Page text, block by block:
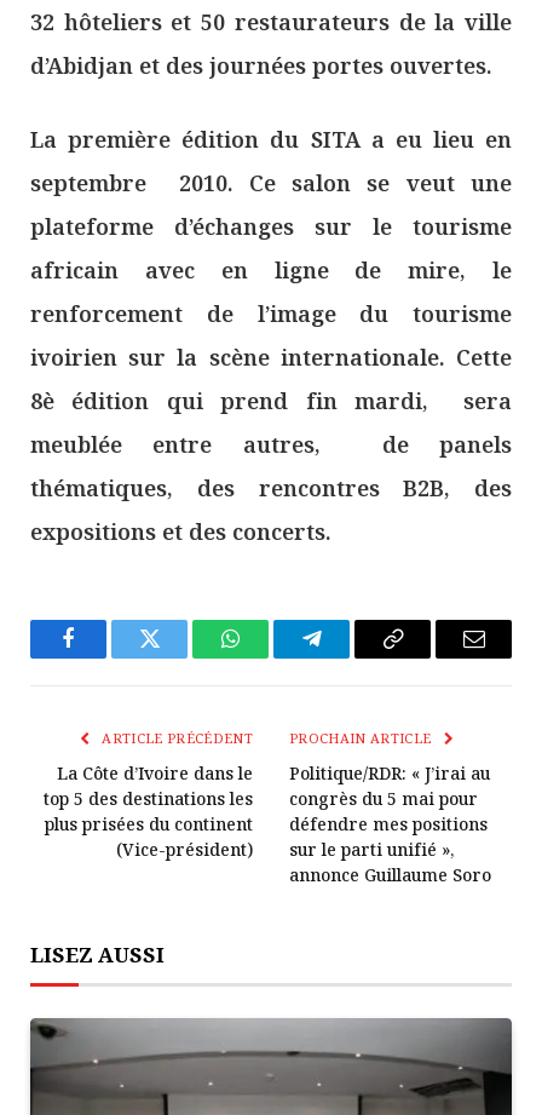
32 hôteliers et 50 restaurateurs de la ville
d’Abidjan et des journées portes ouvertes.
La première édition du SITA a eu lieu en
septembre 2010. Ce salon se veut une
plateforme d’échanges sur le tourisme
africain avec en ligne de mire, le
renforcement de l’image du tourisme
ivoirien sur la scène internationale. Cette
8è édition qui prend fin mardi, sera
meublée entre autres, de panels
thématiques, des rencontres B2B, des
expositions et des concerts.
FacebookTwitter WhatsAppTélégrammeCopier
Lien
E-
ARTICLE PRÉCÉDENT
La Côte d’Ivoire dans le
top 5 des destinations les
plus prisées du continent
(Vice-président)
PROCHAIN ARTICLE
Politique/RDR: « J’irai au
congrès du 5 mai pour
défendre mes positions
sur le parti unifié »,
annonce Guillaume Soro
LISEZ AUSSI